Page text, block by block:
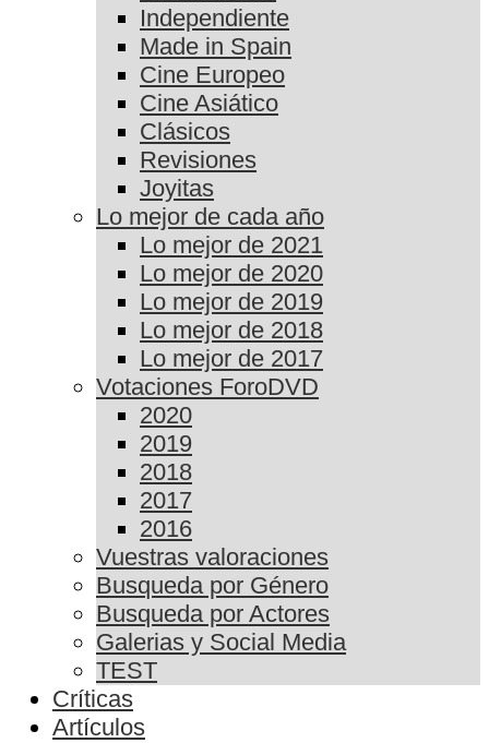
Independiente
Made in Spain
Cine Europeo
Cine Asiático
Clásicos
Revisiones
Joyitas
Lo mejor de cada año
Lo mejor de 2021
Lo mejor de 2020
Lo mejor de 2019
Lo mejor de 2018
Lo mejor de 2017
Votaciones ForoDVD
2020
2019
2018
2017
2016
Vuestras valoraciones
Busqueda por Género
Busqueda por Actores
Galerias y Social Media
TEST
Críticas
Artículos